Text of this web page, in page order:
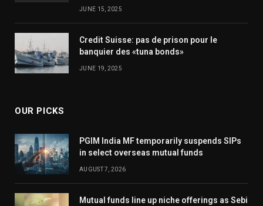
JUNE 15, 2025
Credit Suisse: pas de prison pour le
banquier des «tuna bonds»
JUNE 19, 2025
OUR PICKS
PGIM India MF temporarily suspends SIPs
in select overseas mutual funds
AUGUST 7, 2026
Mutual funds line up niche offerings as Sebi